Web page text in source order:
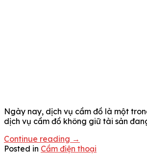
Ngày nay, dịch vụ cầm đồ là một
dịch vụ cầm đồ không giữ tài sản
Continue reading →
Posted in Cầm điện thoại